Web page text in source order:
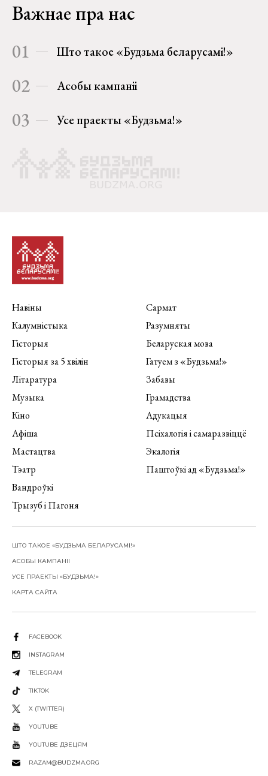
Важнае пра нас
01 Што такое «Будзьма беларусамі!»
02 Асобы кампаніі
03 Усе праекты «Будзьма!»
Навіны
Калумністыка
Гісторыя
Гісторыя за 5 хвілін
Літаратура
Музыка
Кіно
Афіша
Мастацтва
Тэатр
Вандроўкі
Трызуб і Пагоня
Сармат
Разумняты
Беларуская мова
Гатуем з «Будзьма!»
Забавы
Грамадства
Адукацыя
Псіхалогія і самаразвіццё
Экалогія
Паштоўкі ад «Будзьма!»
ШТО ТАКОЕ «БУДЗЬМА БЕЛАРУСАМІ!»
АСОБЫ КАМПАНІІ
УСЕ ПРАЕКТЫ «БУДЗЬМА!»
КАРТА САЙТА
FACEBOOK
INSTAGRAM
TELEGRAM
TIKTOK
X (TWITTER)
YOUTUBE
YOUTUBE ДЗЕЦЯМ
RAZAM@BUDZMA.ORG